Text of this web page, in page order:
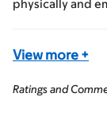
physically and
View more +
Ratings and